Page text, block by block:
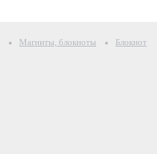
Магниты, блокноты Блокнот